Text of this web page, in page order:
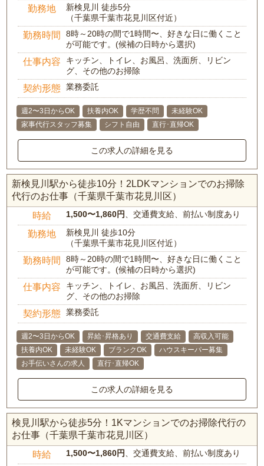
勤務地
新検見川 徒歩5分
（千葉県千葉市花見川区付近）
勤務時間
8時～20時の間で1時間〜、好きな日に働くこと
が可能です。(候補の日時から選択)
仕事内容
キッチン、トイレ、お風呂、洗面所、リビン
グ、その他のお掃除
契約形態 業務委託
週2〜3日からOK 扶養内OK 学歴不問
未経験OK
家事代行スタッフ募集
シフト自由 直行･直帰OK
この求人の詳細を見る
新検見川駅から徒歩10分！2LDKマンションでのお掃除
代行のお仕事（千葉県千葉市花見川区）
時給 1,500〜1,860円、交通費支給、前払い制度あり
勤務地
新検見川 徒歩10分
（千葉県千葉市花見川区付近）
勤務時間
8時～20時の間で1時間〜、好きな日に働くこと
が可能です。(候補の日時から選択)
仕事内容
キッチン、トイレ、お風呂、洗面所、リビン
グ、その他のお掃除
契約形態 業務委託
週2〜3日からOK 昇給･昇格あり 交通費支給
高収入可能
扶養内OK
未経験OK ブランクOK
ハウスキーパー募集
お手伝いさんの求人
直行･直帰OK
この求人の詳細を見る
検見川駅から徒歩5分！1Kマンションでのお掃除代行の
お仕事（千葉県千葉市花見川区）
時給 1,500〜1,860円、交通費支給、前払い制度あり